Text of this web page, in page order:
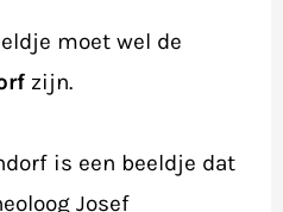
moet wel de
zijn.
is een beeldje dat
Josef